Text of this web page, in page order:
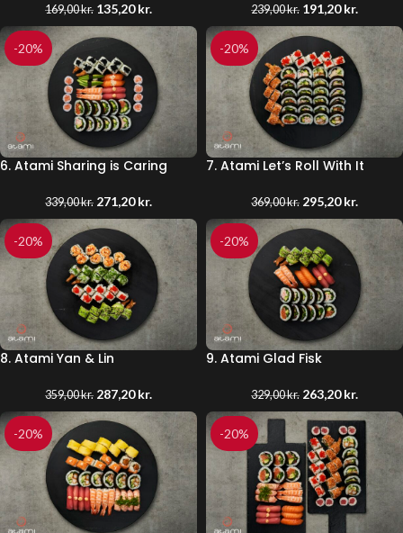
169,00kr. 135,20kr. 239,00kr. 191,20kr.
-20%
6. Atami Sharing is Caring
339,00kr. 271,20kr.
-20%
7. Atami Let’s Roll With It
369,00kr. 295,20kr.
-20%
8. Atami Yan & Lin
359,00kr. 287,20kr.
-20%
9. Atami Glad Fisk
329,00kr. 263,20kr.
-20% -20%